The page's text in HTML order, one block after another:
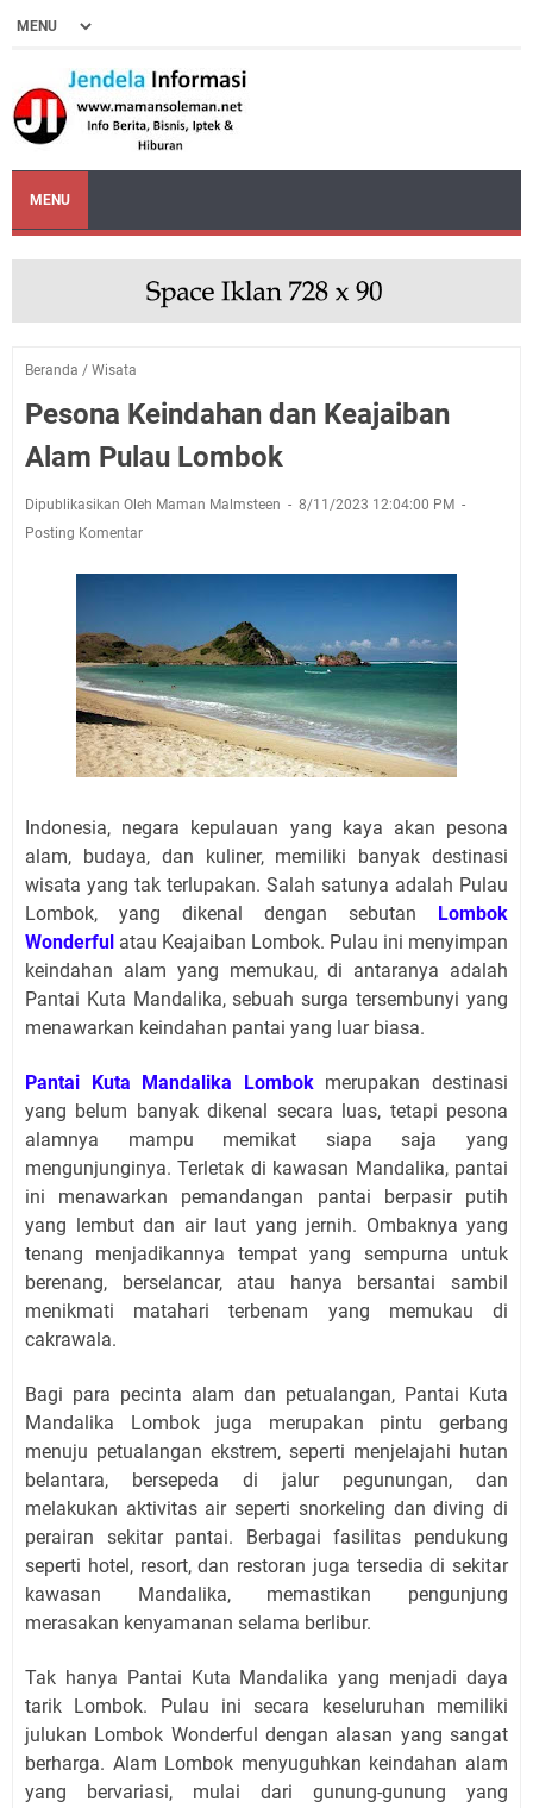
MENU
Beranda / Wisata
Pesona Keindahan dan Keajaiban
Alam Pulau Lombok
Dipublikasikan Oleh Maman Malmsteen
8/11/2023 12:04:00 PM
Posting Komentar
Indonesia, negara kepulauan yang kaya akan pesona
alam, budaya, dan kuliner, memiliki banyak destinasi
wisata yang tak terlupakan. Salah satunya adalah Pulau
Lombok, yang dikenal dengan sebutan Lombok
Wonderful atau Keajaiban Lombok. Pulau ini menyimpan
keindahan alam yang memukau, di antaranya adalah
Pantai Kuta Mandalika, sebuah surga tersembunyi yang
menawarkan keindahan pantai yang luar biasa.
Pantai Kuta Mandalika Lombokmerupakan destinasi
yang belum banyak dikenal secara luas, tetapi pesona
alamnya mampu memikat siapa saja yang
mengunjunginya. Terletak di kawasan Mandalika, pantai
ini menawarkan pemandangan pantai berpasir putih
yang lembut dan air laut yang jernih. Ombaknya yang
tenang menjadikannya tempat yang sempurna untuk
berenang, berselancar, atau hanya bersantai sambil
menikmati matahari terbenam yang memukau di
cakrawala.
Bagi para pecinta alam dan petualangan, Pantai Kuta
Mandalika Lombok juga merupakan pintu gerbang
menuju petualangan ekstrem, seperti menjelajahi hutan
belantara, bersepeda di jalur pegunungan, dan
melakukan aktivitas air seperti snorkeling dan diving di
perairan sekitar pantai. Berbagai fasilitas pendukung
seperti hotel, resort, dan restoran juga tersedia di sekitar
kawasan Mandalika, memastikan pengunjung
merasakan kenyamanan selama berlibur.
Tak hanya Pantai Kuta Mandalika yang menjadi daya
tarik Lombok. Pulau ini secara keseluruhan memiliki
julukan Lombok Wonderful dengan alasan yang sangat
berharga. Alam Lombok menyuguhkan keindahan alam
yang bervariasi, mulai dari gunung-gunung yang